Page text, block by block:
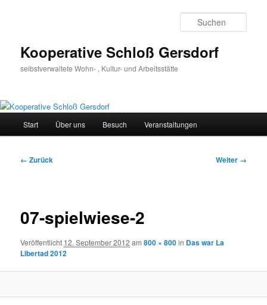
Kooperative Schloß Gersdorf
selbstverwaltete Wohn- , Kultur- und Arbeitsstätte
Start Über uns Besuch Veranstaltungen
Bilder-
← Zurück Weiter →
07-spielwiese-2
Veröffentlicht 12. September 2012 am800 × 800in Das war La
Libertad 2012